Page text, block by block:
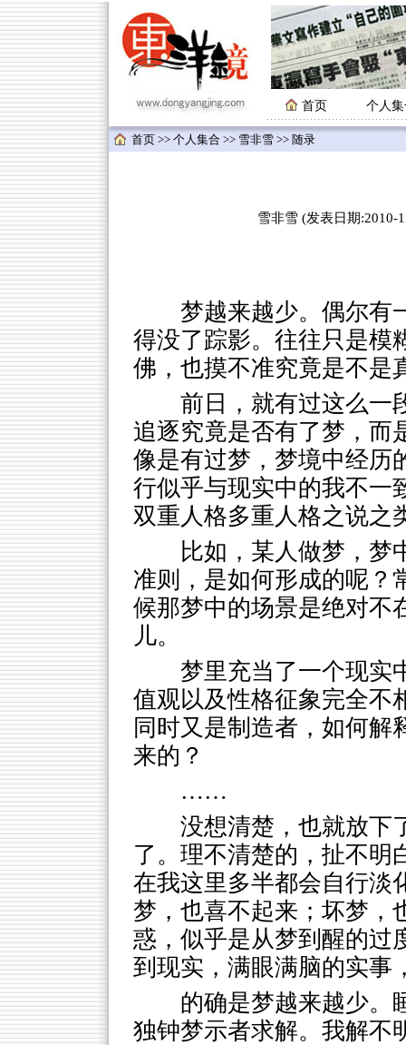
首页 个人
首页 >> 个人集合 >> 雪非雪 >> 随录
雪非雪 (发表日期:2010-
梦越来越少。偶尔有
得没了踪影。往往只是模
佛，也摸不准究竟是不是
前日，就有过这么一
追逐究竟是否有了梦，而
像是有过梦，梦境中经历
行似乎与现实中的我不一
双重人格多重人格之说之
比如，某人做梦，梦
准则，是如何形成的呢？
候那梦中的场景是绝对不
儿。
梦里充当了一个现实
值观以及性格征象完全不
同时又是制造者，如何解
来的？
……
没想清楚，也就放下
了。理不清楚的，扯不明
在我这里多半都会自行淡
梦，也喜不起来；坏梦，
惑，似乎是从梦到醒的过
到现实，满眼满脑的实事
的确是梦越来越少。
独钟梦示者求解。我解不